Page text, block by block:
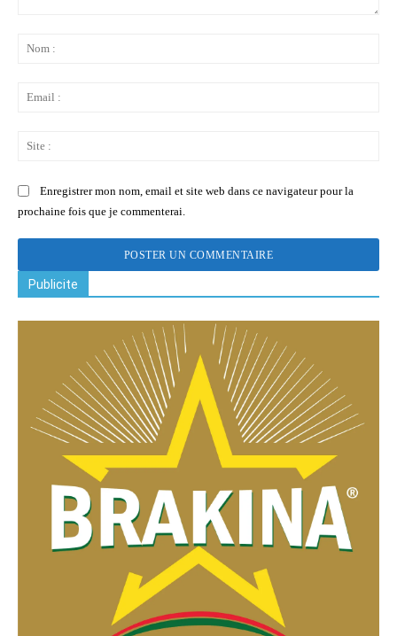
Enregistrer mon nom, email et site web dans ce navigateur pour la
prochaine fois que je commenterai.
Publicite